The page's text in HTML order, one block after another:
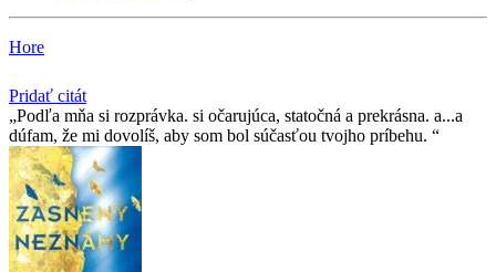
Hore
Pridať citát
Podľa mňa si rozprávka. si očarujúca, statočná a prekrásna. a...a
dúfam, že mi dovolíš, aby som bol súčasťou tvojho príbehu.